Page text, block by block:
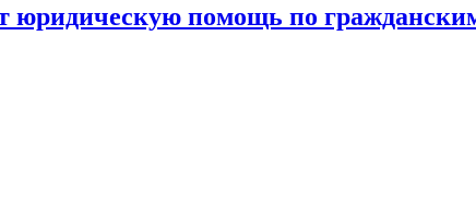
юридическую помощь по